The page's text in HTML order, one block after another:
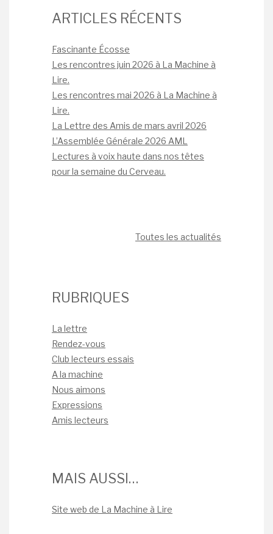
ARTICLES RÉCENTS
Fascinante Écosse
Les rencontres juin 2026 à La Machine à
Lire.
Les rencontres mai 2026 à La Machine à
Lire.
La Lettre des Amis de mars avril 2026
L’Assemblée Générale 2026 AML
Lectures à voix haute dans nos têtes
pour la semaine du Cerveau.
Toutes les actualités
RUBRIQUES
La lettre
Rendez-vous
Club lecteurs essais
A la machine
Nous aimons
Expressions
Amis lecteurs
MAIS AUSSI…
Site web de La Machine à Lire